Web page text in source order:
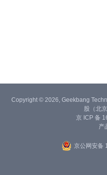
Copyright © 2026, Geekbang
股（北
京 ICP 备
产
京公网安备